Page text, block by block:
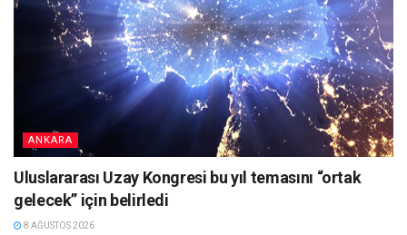
ANKARA
Uluslararası Uzay Kongresi bu yıl temasını “ortak
gelecek” için belirledi
8 AĞUSTOS 2026